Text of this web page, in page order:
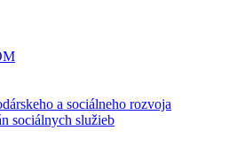
a sociálneho rozvoja
sociálnych služieb